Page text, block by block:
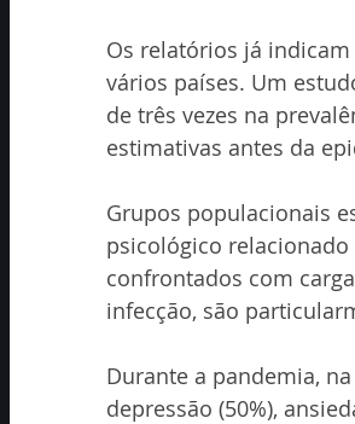
Os relatórios já
vários países. Um
de três vezes na
estimativas antes da
Grupos populacionais
psicológico relacionado
confrontados com
infecção, são
Durante a pandemia,
depressão (50%),